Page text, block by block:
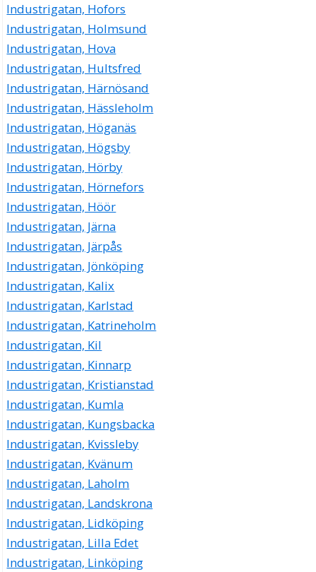
Industrigatan, Hofors
Industrigatan, Holmsund
Industrigatan, Hova
Industrigatan, Hultsfred
Industrigatan, Härnösand
Industrigatan, Hässleholm
Industrigatan, Höganäs
Industrigatan, Högsby
Industrigatan, Hörby
Industrigatan, Hörnefors
Industrigatan, Höör
Industrigatan, Järna
Industrigatan, Järpås
Industrigatan, Jönköping
Industrigatan, Kalix
Industrigatan, Karlstad
Industrigatan, Katrineholm
Industrigatan, Kil
Industrigatan, Kinnarp
Industrigatan, Kristianstad
Industrigatan, Kumla
Industrigatan, Kungsbacka
Industrigatan, Kvissleby
Industrigatan, Kvänum
Industrigatan, Laholm
Industrigatan, Landskrona
Industrigatan, Lidköping
Industrigatan, Lilla Edet
Industrigatan, Linköping